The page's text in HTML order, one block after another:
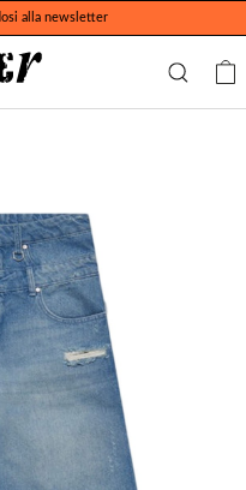
alla newsletter